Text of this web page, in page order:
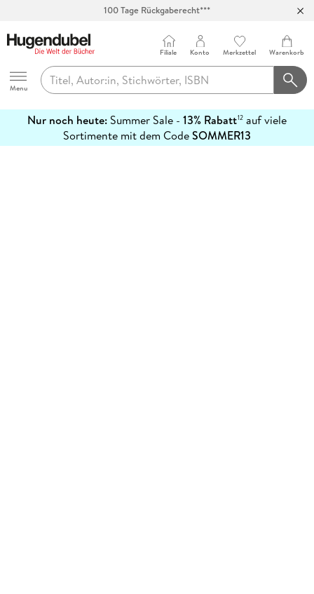
100 Tage Rückgaberecht***
Hugendubel
Menu
Filiale Konto Merkzettel Warenkorb
Nur noch heute: Summer Sale - 13% Rabatt12 auf viele
Sortimente mit dem CodeSOMMER13
erfahren